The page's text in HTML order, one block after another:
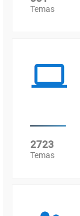
Temas
2723
Temas